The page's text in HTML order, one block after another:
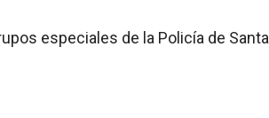
especiales de la Policía de Santa